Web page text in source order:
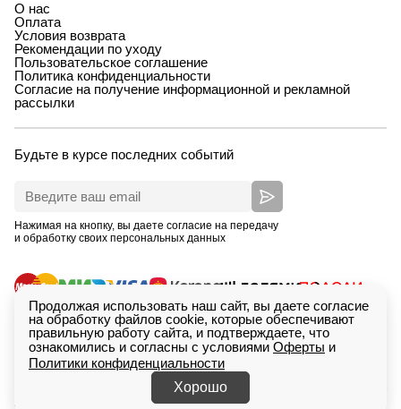
О нас
Оплата
Условия возврата
Рекомендации по уходу
Пользовательское соглашение
Политика конфиденциальности
Согласие на получение информационной и рекламной
рассылки
Будьте в курсе последних событий
Нажимая на кнопку, вы даете согласие на передачу
и обработку своих персональных данных
ИП Зимина Кристина Дмитриевна, ОГРНИП
318665800233615. Екатеринбург, проспект Ленина,
49, 407. Figura wear ‘2026
Продолжая использовать наш сайт, вы даете согласие
на обработку файлов cookie, которые обеспечивают
правильную работу сайта, и подтверждаете, что
ознакомились и согласны с условиями Оферты и
Политики конфиденциальности
Хорошо